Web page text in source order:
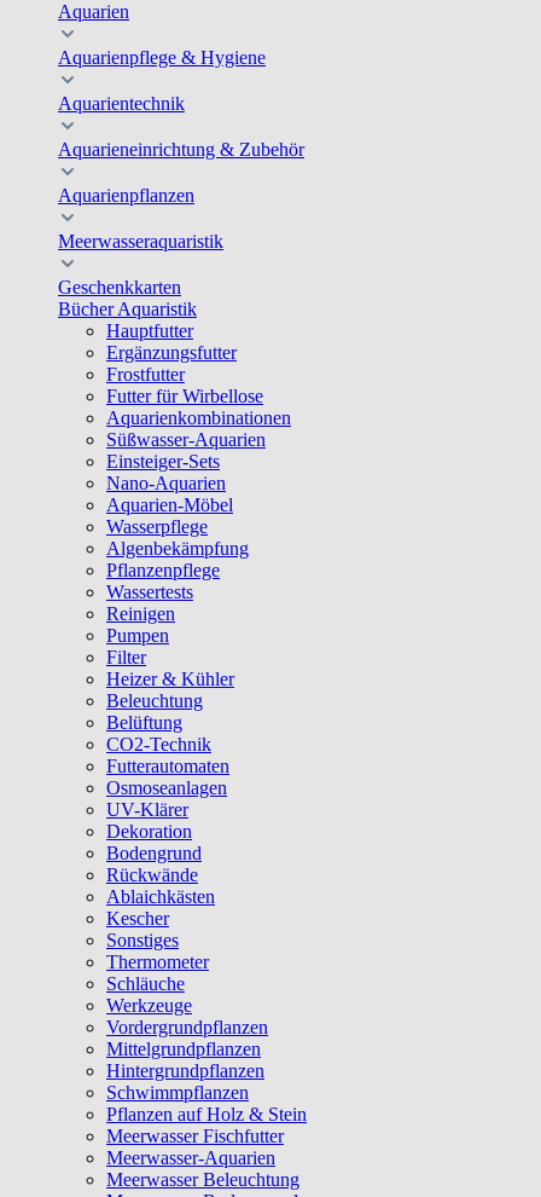
Aquarien
Aquarienpflege & Hygiene
Aquarientechnik
Aquarieneinrichtung & Zubehör
Aquarienpflanzen
Meerwasseraquaristik
Geschenkkarten
Bücher Aquaristik
Hauptfutter
Ergänzungsfutter
Frostfutter
Futter für Wirbellose
Aquarienkombinationen
Süßwasser-Aquarien
Einsteiger-Sets
Nano-Aquarien
Aquarien-Möbel
Wasserpflege
Algenbekämpfung
Pflanzenpflege
Wassertests
Reinigen
Pumpen
Filter
Heizer & Kühler
Beleuchtung
Belüftung
CO2-Technik
Futterautomaten
Osmoseanlagen
UV-Klärer
Dekoration
Bodengrund
Rückwände
Ablaichkästen
Kescher
Sonstiges
Thermometer
Schläuche
Werkzeuge
Vordergrundpflanzen
Mittelgrundpflanzen
Hintergrundpflanzen
Schwimmpflanzen
Pflanzen auf Holz & Stein
Meerwasser Fischfutter
Meerwasser-Aquarien
Meerwasser Beleuchtung